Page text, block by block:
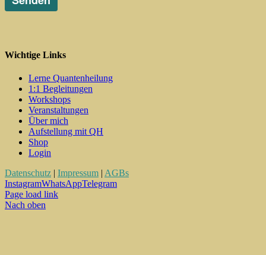
Wichtige Links
Lerne Quantenheilung
1:1 Begleitungen
Workshops
Veranstaltungen
Über mich
Aufstellung mit QH
Shop
Login
Datenschutz | Impressum | AGBs
InstagramWhatsAppTelegram
Page load link
Nach oben